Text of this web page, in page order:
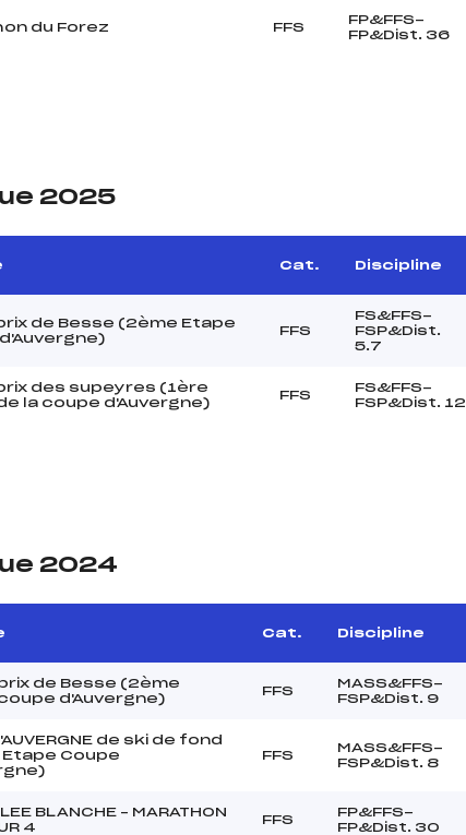
du Forez FFS
FP&FFS-
FP&Dist. 36
2025
Cat. Discipline
de Besse (2ème Etape
FFS
FS&FFS-
FSP&Dist.
5.7
des supeyres (1ère
la coupe d'Auvergne)
FFS
FS&FFS-
FSP&Dist. 12
2024
Cat. Discipline
de Besse (2ème
d'Auvergne)
FFS
MASS&FFS-
FSP&Dist. 9
de ski de fond
Coupe
FFS
MASS&FFS-
FSP&Dist. 8
BLANCHE – MARATHON
4
FFS
FP&FFS-
FP&Dist. 30